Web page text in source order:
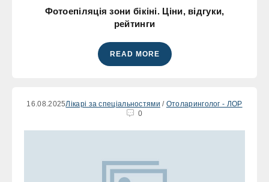
Фотоепіляція зони бікіні. Ціни, відгуки,
рейтинги
READ MORE
16.08.2025Лікарі за спеціальностями / Отоларинголог - ЛОР
0